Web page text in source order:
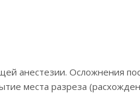
анестезии. Осложнения
места разреза